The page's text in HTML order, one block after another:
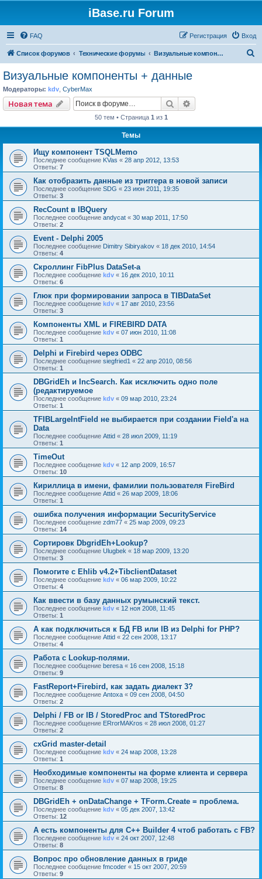
iBase.ru Forum
FAQ Вход
Регистрация
Список форумов Технические форумы Визуальные компоненты + данные
Визуальные компоненты + данные
Модераторы: kdv CyberMax
Новая тема Поиск
50 тем • Страница 1 из 1
Темы
Ищу компонент TSQLMemo
Последнее сообщение KVas « 28 апр 2012, 13:53
Ответы: 7
Как отобразить данные из триггера в новой записи
Последнее сообщение SDG « 23 июн 2011, 19:35
Ответы: 3
RecCount в IBQuery
Последнее сообщение andycat « 30 мар 2011, 17:50
Ответы: 2
Event - Delphi 2005
Последнее сообщение Dimitry Sibiryakov « 18 дек 2010, 14:54
Ответы: 4
Скроллинг FibPlus DataSet-a
Последнее сообщение kdv « 16 дек 2010, 10:11
Ответы: 6
Глюк при формировании запроса в TIBDataSet
Последнее сообщение kdv « 17 авг 2010, 23:56
Ответы: 3
Компоненты XML и FIREBIRD DATA
Последнее сообщение kdv « 07 июн 2010, 11:08
Ответы: 1
Delphi и Firebird через ODBC
Последнее сообщение siegfried1 « 22 апр 2010, 08:56
Ответы: 1
DBGridEh и IncSearch. Как исключить одно поле
(редактируемое
Последнее сообщение kdv « 09 мар 2010, 23:24
Ответы: 1
TFIBLargeIntField не выбирается при создании Field'а на
Data
Последнее сообщение Attid « 28 июл 2009, 11:19
Ответы: 1
TimeOut
Последнее сообщение kdv « 12 апр 2009, 16:57
Ответы: 10
Кириллица в имени, фамилии пользователя FireBird
Последнее сообщение Attid « 26 мар 2009, 18:06
Ответы: 1
ошибка получения информации SecurityService
Последнее сообщение zdm77 « 25 мар 2009, 09:23
Ответы: 14
Сортировк DbgridEh+Lookup?
Последнее сообщение Ulugbek « 18 мар 2009, 13:20
Ответы: 3
Помогите с Ehlib v4.2+TibclientDataset
Последнее сообщение kdv « 06 мар 2009, 10:22
Ответы: 4
Как ввести в базу данных румынский текст.
Последнее сообщение kdv « 12 ноя 2008, 11:45
Ответы: 1
А как подключиться к БД FB или IB из Delphi for PHP?
Последнее сообщение Attid « 22 сен 2008, 13:17
Ответы: 4
Работа с Lookup-полями.
Последнее сообщение beresa « 16 сен 2008, 15:18
Ответы: 9
FastReport+Firebird, как задать диалект 3?
Последнее сообщение Antoxa « 09 сен 2008, 04:50
Ответы: 2
Delphi / FB or IB / StoredProc and TStoredProc
Последнее сообщение ERrorMAKros « 28 июл 2008, 01:27
Ответы: 2
cxGrid master-detail
Последнее сообщение kdv « 24 мар 2008, 13:28
Ответы: 1
Необходимые компоненты на форме клиента и сервера
Последнее сообщение kdv « 07 мар 2008, 19:25
Ответы: 8
DBGridEh + onDataChange + TForm.Create = проблема.
Последнее сообщение kdv « 05 дек 2007, 13:42
Ответы: 12
А есть компоненты для C++ Builder 4 чтоб работать с FB?
Последнее сообщение kdv « 24 окт 2007, 12:48
Ответы: 8
Вопрос про обновление данных в гриде
Последнее сообщение fmcoder « 15 окт 2007, 20:59
Ответы: 9